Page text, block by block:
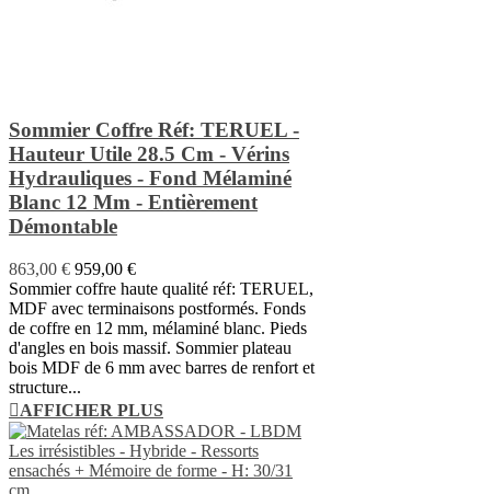
Sommier Coffre Réf: TERUEL -
Hauteur Utile 28.5 Cm - Vérins
Hydrauliques - Fond Mélaminé
Blanc 12 Mm - Entièrement
Démontable
863,00 € 959,00 €
Sommier coffre haute qualité réf: TERUEL,
MDF avec terminaisons postformés. Fonds
de coffre en 12 mm, mélaminé blanc. Pieds
d'angles en bois massif. Sommier plateau
bois MDF de 6 mm avec barres de renfort et
structure...
AFFICHER PLUS